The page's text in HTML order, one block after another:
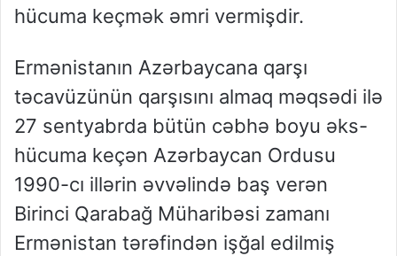
hücuma keçmək əmri vermişdir.
Ermənistanın Azərbaycana qarşı
təcavüzünün qarşısını almaq məqsədi ilə
27 sentyabrda bütün cəbhə boyu əks-
hücuma keçən Azərbaycan Ordusu
1990-cı illərin əvvəlində baş verən
Birinci Qarabağ Müharibəsi zamanı
Ermənistan tərəfindən işğal edilmiş